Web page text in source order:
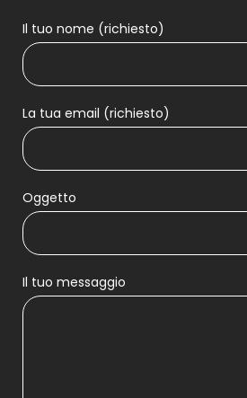
Il tuo nome (richiesto)
La tua email (richiesto)
Oggetto
Il tuo messaggio